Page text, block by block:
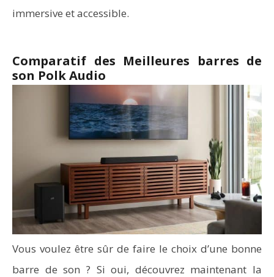
immersive et accessible.
Comparatif des Meilleures barres de
son Polk Audio
Vous voulez être sûr de faire le choix d’une bonne
barre de son ? Si oui, découvrez maintenant la